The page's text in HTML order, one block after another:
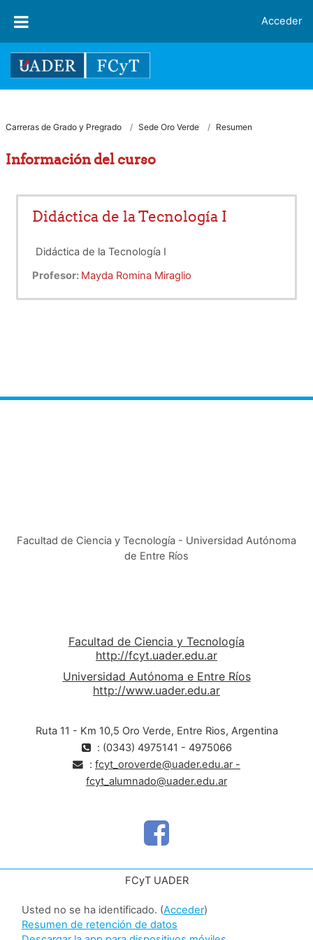
Acceder
Carreras de Grado y Pregrado Sede Oro Verde Resumen
Información del curso
Didáctica de la Tecnología I
Didáctica de la Tecnología I
Profesor: Mayda Romina Miraglio
Facultad de Ciencia y Tecnología - Universidad Autónoma
de Entre Ríos
Facultad de Ciencia y Tecnología
http://fcyt.uader.edu.ar
Universidad Autónoma e Entre Ríos
http://www.uader.edu.ar
Ruta 11 - Km 10,5 Oro Verde, Entre Rios, Argentina
: (0343) 4975141 - 4975066
: fcyt_oroverde@uader.edu.ar -
fcyt_alumnado@uader.edu.ar
FCyT UADER
Usted no se ha identificado. (Acceder)
Resumen de retención de datos